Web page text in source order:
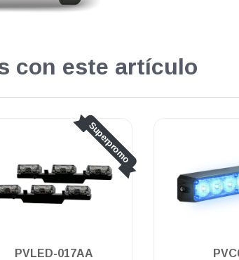
con este artículo
Superpromo
PVLED-017AA